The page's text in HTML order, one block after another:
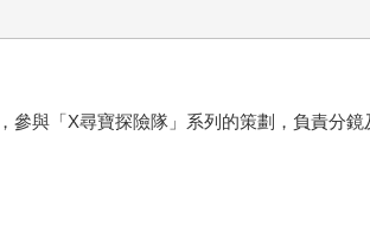
參與「X尋寶探險隊」系列的策劃，負責分鏡